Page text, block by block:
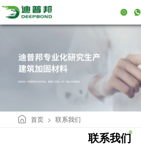
首页> 联系我们
联系我们